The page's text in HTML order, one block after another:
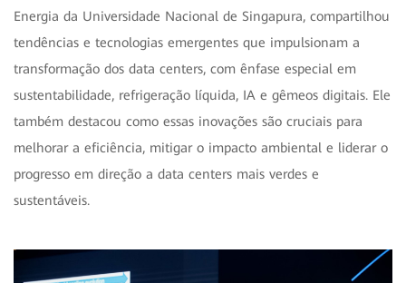
Energia da Universidade Nacional de Singapura, compartilhou
tendências e tecnologias emergentes que impulsionam a
transformação dos data centers, com ênfase especial em
sustentabilidade, refrigeração líquida, IA e gêmeos digitais. Ele
também destacou como essas inovações são cruciais para
melhorar a eficiência, mitigar o impacto ambiental e liderar o
progresso em direção a data centers mais verdes e
sustentáveis.